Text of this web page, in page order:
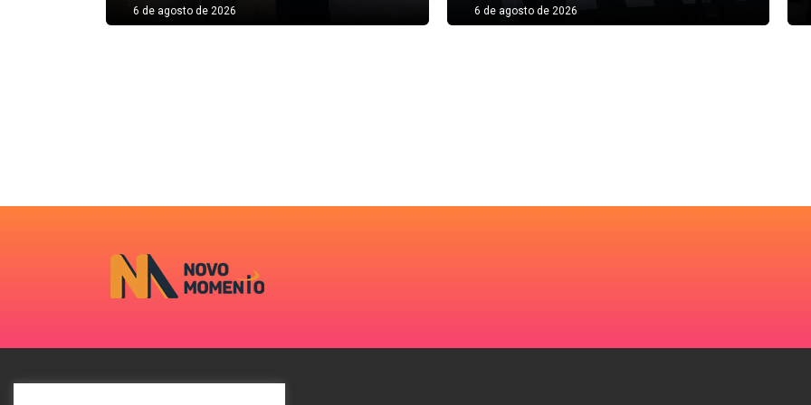
6 de agosto de 2026 6 de agosto de 2026